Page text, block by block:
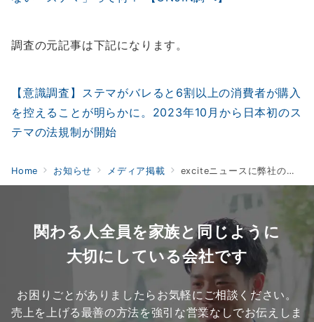
調査の元記事は下記になります。
【意識調査】ステマがバレると6割以上の消費者が購入
を控えることが明らかに。2023年10月から日本初のス
テマの法規制が開始
Home お知らせ メディア掲載 exciteニュースに弊社の調査データが掲載されました
関わる人全員を家族と同じように
大切にしている会社です
お困りごとがありましたらお気軽にご相談ください。
売上を上げる最善の方法を強引な営業なしでお伝えしま